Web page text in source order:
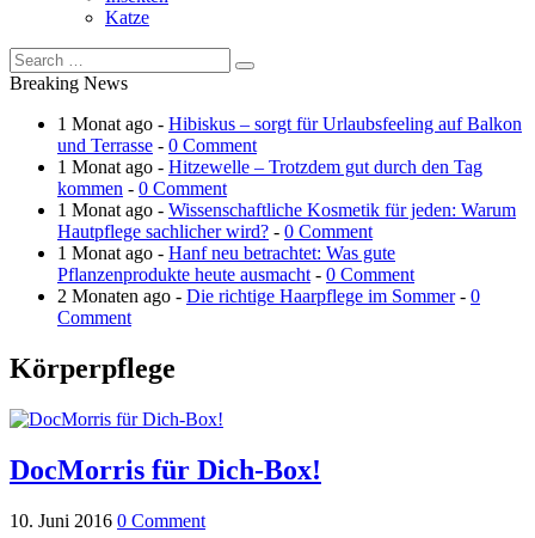
Katze
Breaking News
1 Monat ago - Hibiskus – sorgt für Urlaubsfeeling auf Balkon
und Terrasse - 0 Comment
1 Monat ago - Hitzewelle – Trotzdem gut durch den Tag
kommen - 0 Comment
1 Monat ago - Wissenschaftliche Kosmetik für jeden: Warum
Hautpflege sachlicher wird? - 0 Comment
1 Monat ago - Hanf neu betrachtet: Was gute
Pflanzenprodukte heute ausmacht - 0 Comment
2 Monaten ago - Die richtige Haarpflege im Sommer- 0
Comment
Körperpflege
DocMorris für Dich-Box!
10. Juni 2016 0 Comment